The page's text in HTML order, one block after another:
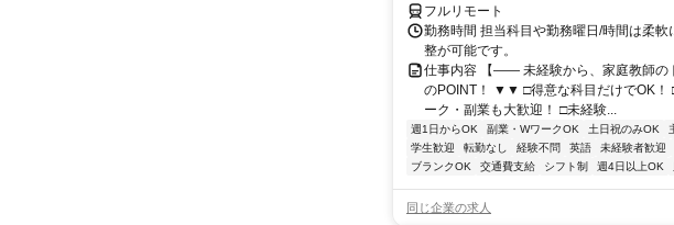
フルリモート
勤務時間 担当科目や勤務曜日/時間は柔
整が可能です。
仕事内容 【―― 未経験から、家庭教師
のPOINT！ ▼▼ □得意な科目だけでOK！
ーク・副業も大歓迎！ □未経験...
週1日からOK 副業・WワークOK 土日祝のみOK
学生歓迎
転勤なし 経験不問 英語 未経験者歓迎
ブランクOK
交通費支給 シフト制 週4日以上OK
同じ企業の求人